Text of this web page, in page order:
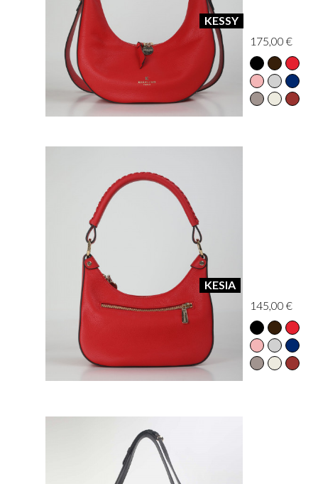
KESSY
175,00 €
KESIA
145,00 €